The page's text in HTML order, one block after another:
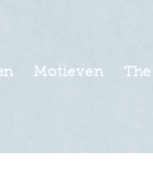
Motieven